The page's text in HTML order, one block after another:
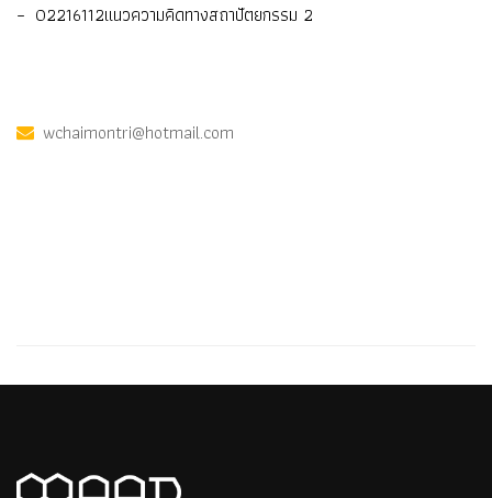
– 02216112แนวความคิดทางสถาปัตยกรรม 2
wchaimontri@hotmail.com